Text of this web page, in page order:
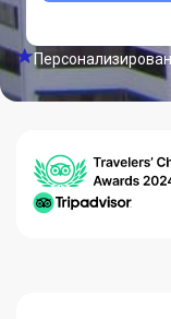
Помощи
24/7